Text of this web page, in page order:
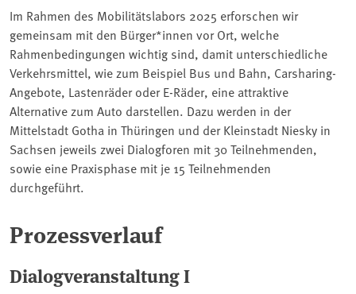
Im Rahmen des Mobilitätslabors 2025 erforschen wir
gemeinsam mit den Bürger*innen vor Ort, welche
Rahmenbedingungen wichtig sind, damit unterschiedliche
Verkehrsmittel, wie zum Beispiel Bus und Bahn, Carsharing-
Angebote, Lastenräder oder E-Räder, eine attraktive
Alternative zum Auto darstellen. Dazu werden in der
Mittelstadt Gotha in Thüringen und der Kleinstadt Niesky in
Sachsen jeweils zwei Dialogforen mit 30 Teilnehmenden,
sowie eine Praxisphase mit je 15 Teilnehmenden
durchgeführt.
Prozessverlauf
Dialogveranstaltung I